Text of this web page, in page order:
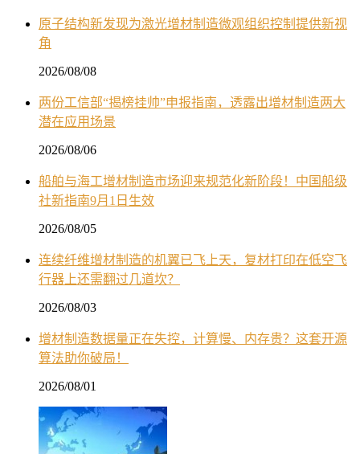
原子结构新发现为激光增材制造微观组织控制提供新视
角
2026/08/08
两份工信部“揭榜挂帅”申报指南，透露出增材制造两大
潜在应用场景
2026/08/06
船舶与海工增材制造市场迎来规范化新阶段！中国船级
社新指南9月1日生效
2026/08/05
连续纤维增材制造的机翼已飞上天，复材打印在低空飞
行器上还需翻过几道坎？
2026/08/03
增材制造数据量正在失控，计算慢、内存贵？这套开源
算法助你破局！
2026/08/01